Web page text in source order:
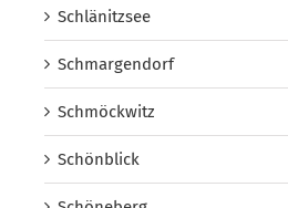
Schlänitzsee
Schmargendorf
Schmöckwitz
Schönblick